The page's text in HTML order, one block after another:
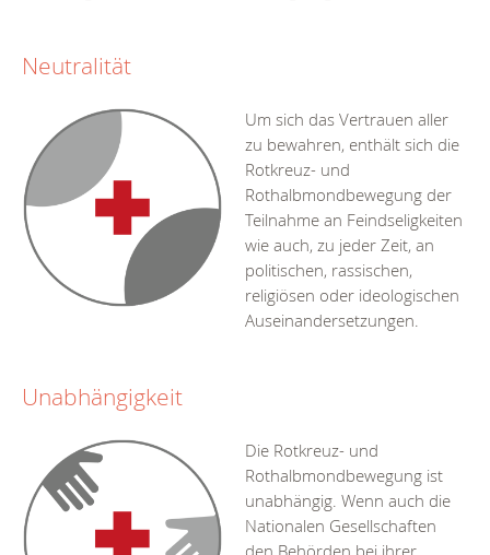
Neutralität
Um sich das Vertrauen aller
zu bewahren, enthält sich die
Rotkreuz- und
Rothalbmondbewegung der
Teilnahme an Feindseligkeiten
wie auch, zu jeder Zeit, an
politischen, rassischen,
religiösen oder ideologischen
Auseinandersetzungen.
Unabhängigkeit
Die Rotkreuz- und
Rothalbmondbewegung ist
unabhängig. Wenn auch die
Nationalen Gesellschaften